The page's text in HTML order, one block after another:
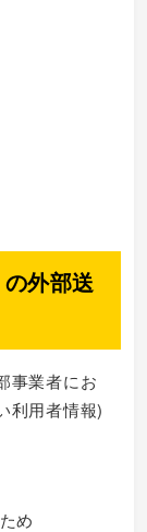
外部送
事業者にお
利用者情報)
め